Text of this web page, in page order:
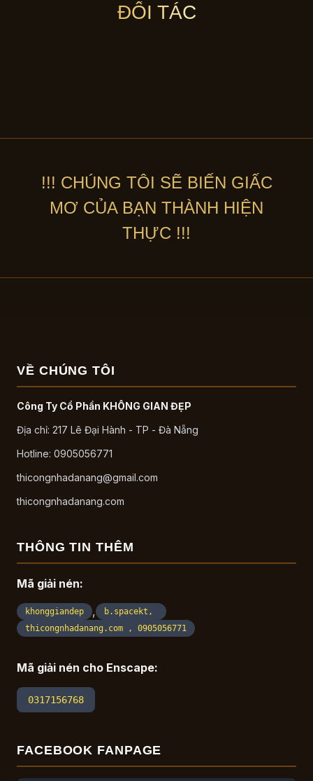
ĐỐI TÁC
!!! CHÚNG TÔI SẼ BIẾN GIẤC
MƠ CỦA BẠN THÀNH HIỆN
THỰC !!!
VỀ CHÚNG TÔI
Công Ty Cổ Phần KHÔNG GIAN ĐẸP
Địa chỉ: 217 Lê Đại Hành - TP - Đà Nẵng
Hotline: 0905056771
thicongnhadanang@gmail.com
thicongnhadanang.com
THÔNG TIN THÊM
Mã giải nén:
khonggiandep ,
b.spacekt,
thicongnhadanang.com , 0905056771
Mã giải nén cho Enscape:
0317156768
FACEBOOK FANPAGE